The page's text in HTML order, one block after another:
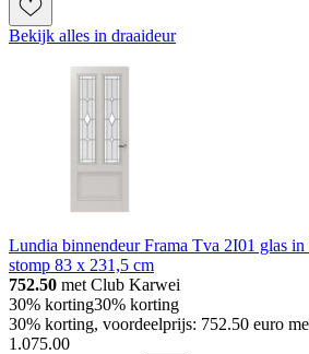
Bekijk alles in draaideur
Lundia binnendeur Frama Tva 2I01 glas
stomp 83 x 231,5 cm
752.50 met Club Karwei
30% korting30% korting
30% korting, voordeelprijs: 752.50 euro
1 .075.00